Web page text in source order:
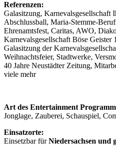
Referenzen:
Galasitzung, Karnevalsgesellschaft
Abschlussball, Maria-Stemme-
Ehrenamtsfest, Caritas, AWO,
Karnevalsgesellschaft Böse Geister
Galasitzung der
Weihnachtsfeier, Stadtwerke,
40 Jahre Neustädter Zeitung,
viele mehr
Art des Entertainment
Jonglage, Zauberei, Schauspiel,
Einsatzorte:
Einsetzbar fürNiedersachsen und